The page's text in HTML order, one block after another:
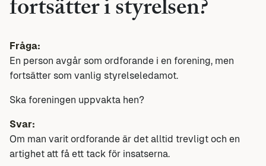
fortsätter i styrelsen?
Fråga:
En person avgår som ordforande i en forening, men
fortsätter som vanlig styrelseledamot.
Ska foreningen uppvakta hen?
Svar:
Om man varit ordforande är det alltid trevligt och en
artighet att få ett tack för insatserna.